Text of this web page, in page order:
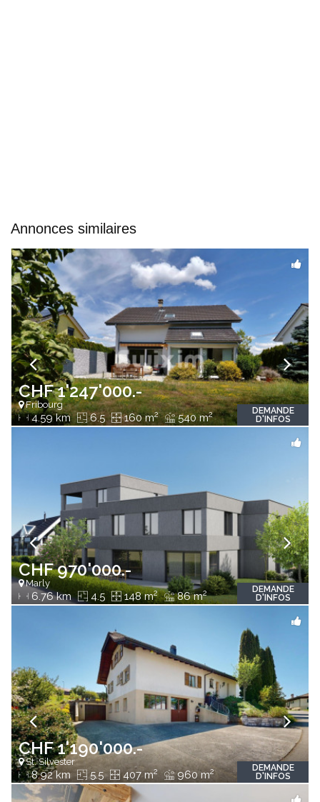
Annonces similaires
CHF 1'247'000.-
Fribourg
4.59 km 6.5 160 m2 540 m2
DEMANDE
D'INFOS
CHF 970'000.-
Marly
6.76 km 4.5 148 m2 86 m2
DEMANDE
D'INFOS
CHF 1'190'000.-
St. Silvester
8.92 km 5.5 407 m2 960 m2
DEMANDE
D'INFOS